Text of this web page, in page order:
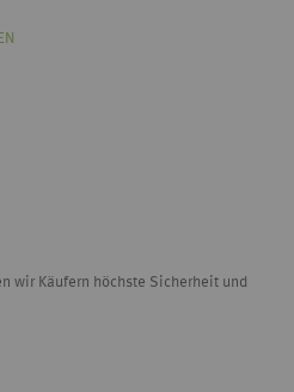
wir Käufern höchste Sicherheit und